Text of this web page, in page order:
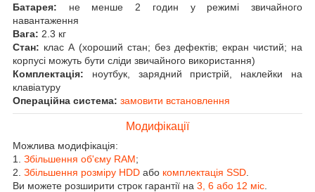
Батарея: не менше 2 годин у режимі звичайного
навантаження
Вага: 2.3 кг
Стан: клас А (хороший стан; без дефектів; екран чистий; на
корпусі можуть бути сліди звичайного використання)
Комплектація: ноутбук, зарядний пристрій, наклейки на
клавіатуру
Операційна система: замовити встановлення
Модифікації
Можлива модифікація:
1. Збільшення об'єму RAM;
2. Збільшення розміру HDD або комплектація SSD
Ви можете розширити строк гарантії на 3, 6 або 12 міс